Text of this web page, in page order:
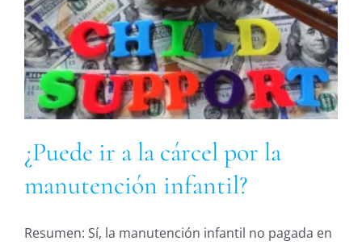
¿Puede ir a la cárcel por la
manutención infantil?
Resumen: Sí, la manutención infantil no pagada en